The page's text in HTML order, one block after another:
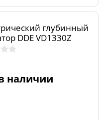
глубинный
DDE VD1330Z
наличии